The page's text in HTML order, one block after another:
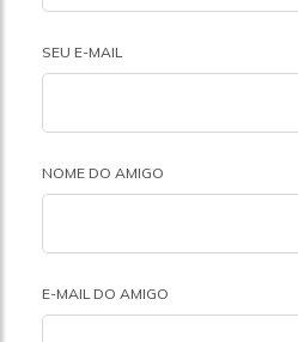
SEU E-MAIL
NOME DO AMIGO
E-MAIL DO AMIGO